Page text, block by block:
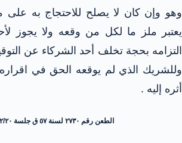
وهو وإن كان لا يصلح للاحتجاج به على
يعتبر ملز ما لكل من وقعه ولا يجوز
التزامه بحجة تخلف أحد الشركاء عن
وللشريك الذي لم يوقعه الحق في
أثره إليه .
الطعن رقم ۲۷۳۰ لسنة ٥٧ ق جلسة ۱۹۹۲/۲/۲٠